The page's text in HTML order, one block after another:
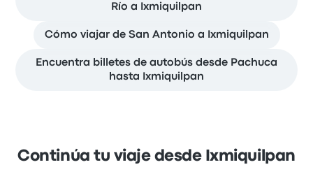
Río a Ixmiquilpan
Cómo viajar de San Antonio a Ixmiquilpan
Encuentra billetes de autobús desde Pachuca
hasta Ixmiquilpan
Continúa tu viaje desde Ixmiquilpan